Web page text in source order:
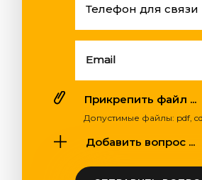
Телефон для связи
Email
Прикрепить файл ...
Допустимые файлы: pdf,
Добавить вопрос ...